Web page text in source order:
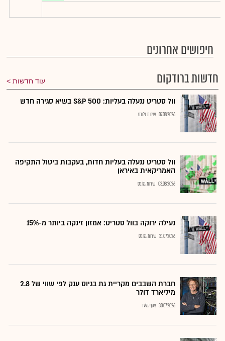
חיפושים אחרונים
חדשות ברודקום
עוד חדשות
וול סטריט ננעלה בעליות: S&P 500 בשיא סגירה חדש
07.08.2026 שירות גלובס
וול סטריט ננעלה בעליות חדות, בעקבות ביטול התקיפה
האמריקאית באיראן
03.08.2026 שירות גלובס
נעילה ירוקה בוול סטריט: אמזון זינקה ביותר מ-15%
31.07.2026 שירות גלובס
חברת השבבים מקריית גת בגיוס ענק לפי שווי של 2.8
מיליארד דולר
30.07.2026 אסף גלעד